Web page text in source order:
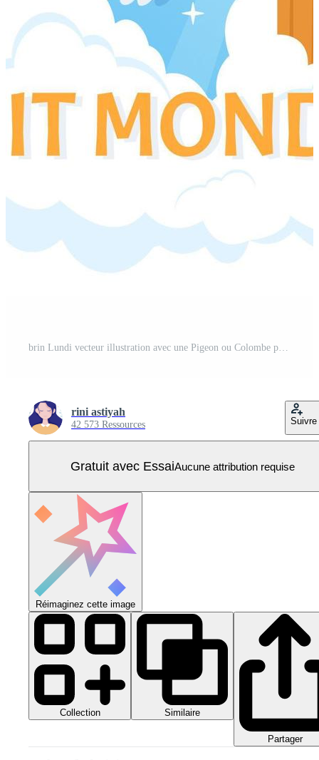
brin Lundi vecteur illustration avec une Pigeon ou Colombe pour Christian communauté vacances de le saint esprit dans plat dessin animé main tiré modèles Vecteur Pro
rini astiyah
42 573 Ressources Suivre
Gratuit avec EssaiAucune attribution requise
Réimaginez cette image
Collection Similaire
Partager